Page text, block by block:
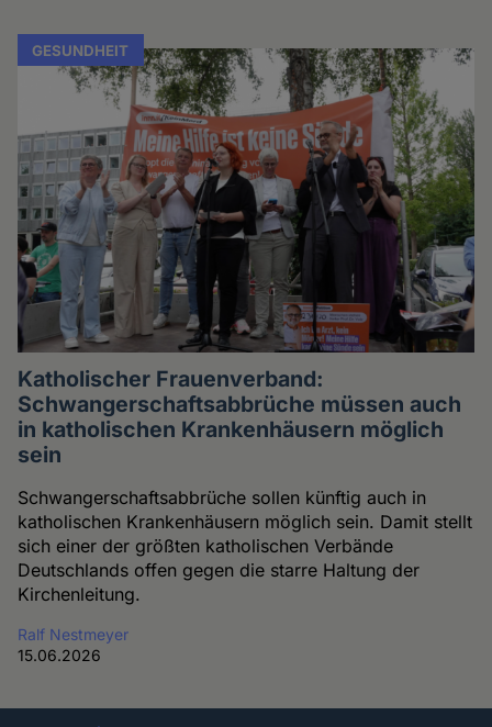
GESUNDHEIT
Katholischer Frauenverband:
Schwangerschaftsabbrüche müssen auch
in katholischen Krankenhäusern möglich
sein
Schwangerschaftsabbrüche sollen künftig auch in
katholischen Krankenhäusern möglich sein. Damit stellt
sich einer der größten katholischen Verbände
Deutschlands offen gegen die starre Haltung der
Kirchenleitung.
Ralf Nestmeyer
15.06.2026